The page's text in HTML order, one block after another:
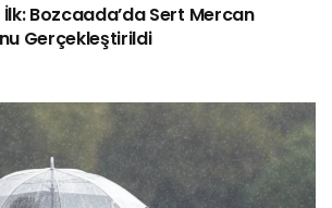
İlk: Bozcaada’da Sert Mercan
Gerçekleştirildi